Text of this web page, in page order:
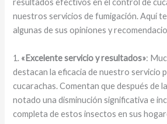
resultados efectivos en el control de
nuestros servicios de fumigación. Aquí
algunas de sus opiniones y
1. «Excelente servicio y resultados»:
destacan la eficacia de nuestro servicio
cucarachas. Comentan que después de
notado una disminución significativa e
completa de estos insectos en sus